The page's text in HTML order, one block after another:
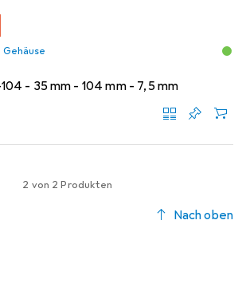
- 35 mm - 104 mm - 7,5 mm
2 von 2 Produkten
Nach oben